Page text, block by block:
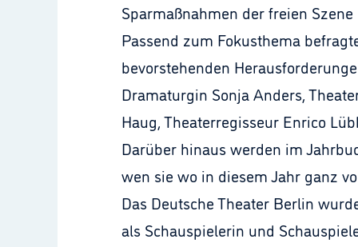
Sparmaßnahmen der freien
Passend zum Fokusthema
bevorstehenden
Dramaturgin Sonja Anders,
Haug, Theaterregisseur Enrico
Darüber hinaus werden im
wen sie wo in diesem Jahr ganz
Das Deutsche Theater Berlin
als Schauspielerin und